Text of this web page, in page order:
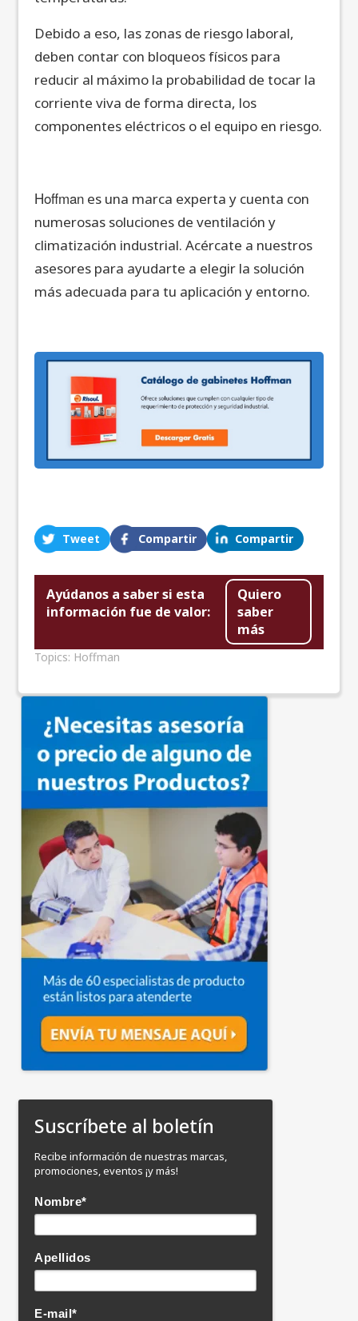
Debido a eso, las zonas de riesgo laboral,
deben contar con bloqueos físicos para
reducir al máximo la probabilidad de tocar la
corriente viva de forma directa, los
componentes eléctricos o el equipo en riesgo.
Hoffman es una marca experta y cuenta con
numerosas soluciones de ventilación y
climatización industrial. Acércate a nuestros
asesores para ayudarte a elegir la solución
más adecuada para tu aplicación y entorno.
Tweet Compartir Compartir
Ayúdanos a saber si esta
información fue de valor:
Quiero
saber
más
Topics: Hoffman
Suscríbete al boletín
Recibe información de nuestras marcas,
promociones, eventos ¡y más!
Nombre*
Apellidos
E-mail*